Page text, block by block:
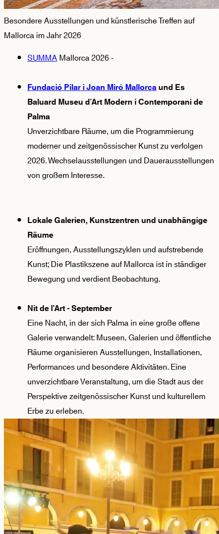
Besondere Ausstellungen und künstlerische Treffen auf
Mallorca im Jahr 2026
SUMMAMallorca 2026-
Fundació Pilar i Joan Miró Mallorca und Es
Baluard Museu d’Art Modern i Contemporani de
Palma
Unverzichtbare Räume, um die Programmierung
moderner und zeitgenössischer Kunst zu verfolgen
2026. Wechselausstellungen und Dauerausstellungen
von großem Interesse.
Lokale Galerien, Kunstzentren und unabhängige
Räume
Eröffnungen, Ausstellungszyklen und aufstrebende
Kunst; Die Plastikszene auf Mallorca ist in ständiger
Bewegung und verdient Beobachtung.
Nit de l’Art - September
Eine Nacht, in der sich Palma in eine große offene
Galerie verwandelt: Museen, Galerien und öffentliche
Räume organisieren Ausstellungen, Installationen,
Performances und besondere Aktivitäten. Eine
unverzichtbare Veranstaltung, um die Stadt aus der
Perspektive zeitgenössischer Kunst und kulturellem
Erbe zu erleben.